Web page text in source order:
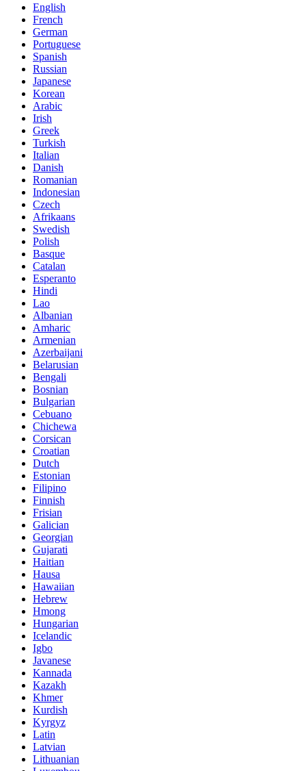
English
French
German
Portuguese
Spanish
Russian
Japanese
Korean
Arabic
Irish
Greek
Turkish
Italian
Danish
Romanian
Indonesian
Czech
Afrikaans
Swedish
Polish
Basque
Catalan
Esperanto
Hindi
Lao
Albanian
Amharic
Armenian
Azerbaijani
Belarusian
Bengali
Bosnian
Bulgarian
Cebuano
Chichewa
Corsican
Croatian
Dutch
Estonian
Filipino
Finnish
Frisian
Galician
Georgian
Gujarati
Haitian
Hausa
Hawaiian
Hebrew
Hmong
Hungarian
Icelandic
Igbo
Javanese
Kannada
Kazakh
Khmer
Kurdish
Kyrgyz
Latin
Latvian
Lithuanian